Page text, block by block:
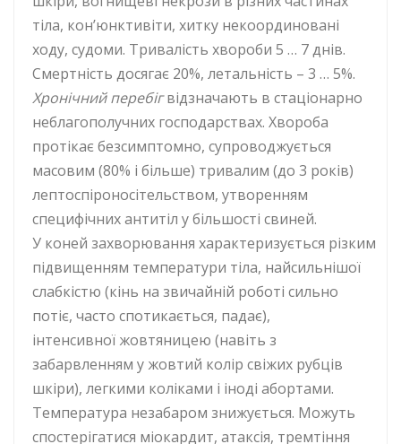
тіла, кон’юнктивіти, хитку некоординовані
ходу, судоми. Тривалість хвороби 5 … 7 днів.
Смертність досягає 20%, летальність – 3 … 5%.
Хронічний перебігвідзначають в стаціонарно
неблагополучних господарствах. Хвороба
протікає безсимптомно, супроводжується
масовим (80% і більше) тривалим (до 3 років)
лептоспіроносітельством, утворенням
специфічних антитіл у більшості свиней.
У коней захворювання характеризується різким
підвищенням температури тіла, найсильнішої
слабкістю (кінь на звичайній роботі сильно
потіє, часто спотикається, падає),
інтенсивної жовтяницею (навіть з
забарвленням у жовтий колір свіжих рубців
шкіри), легкими коліками і іноді абортами.
Температура незабаром знижується. Можуть
спостерігатися міокардит, атаксія, тремтіння